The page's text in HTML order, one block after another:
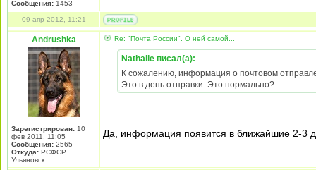
Сообщения: 1453
09 апр 2012, 11:21
Andrushka
Зарегистрирован: 10
фев 2011, 11:05
Сообщения: 2565
Откуда: РСФСР,
Ульяновск
Re: "Почта России". О ней самой...
Nathalie писал(а):
К сожалению, информация о почтовом
Это в день отправки. Это нормально?
Да, информация появится в ближайшие 2-3